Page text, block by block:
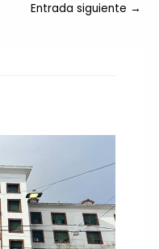
Entrada siguiente →